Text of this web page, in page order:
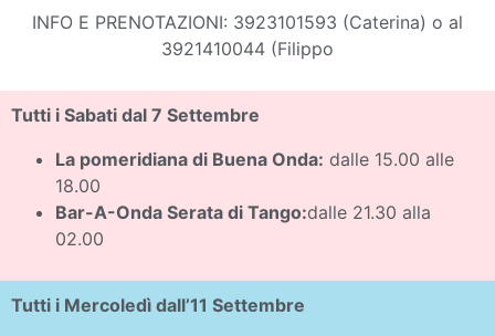
INFO E PRENOTAZIONI: 3923101593 (Caterina) o al
3921410044 (Filippo
Tutti i Sabati dal 7 Settembre
La pomeridiana di Buena Onda: dalle 15.00 alle
18.00
Bar-A-Onda Serata di Tango:dalle 21.30 alla
02.00
Tutti i Mercoledì dall’11 Settembre